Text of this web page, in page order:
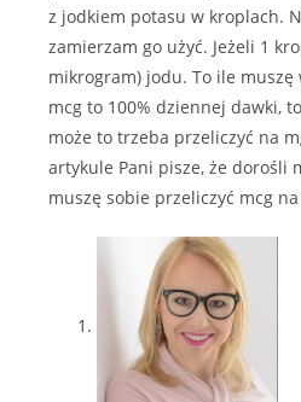
z jodkiem potasu w kroplach.
zamierzam go użyć. Jeżeli 1
mikrogram) jodu. To ile muszę
mcg to 100% dziennej dawki,
może to trzeba przeliczyć na
artykule Pani pisze, że dorośli
muszę sobie przeliczyć mcg na